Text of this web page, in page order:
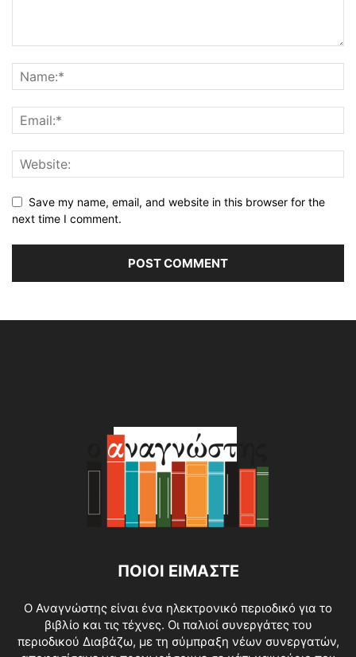
Save my name, email, and website in this browser for the
next time I comment.
ΠΟΙΟΙ ΕΙΜΑΣΤΕ
O Αναγνώστης είναι ένα ηλεκτρονικό περιοδικό για το
βιβλίο και τις τέχνες. Οι παλιοί συνεργάτες του
περιοδικού Διαβάζω, με τη σύμπραξη νέων συνεργατών,